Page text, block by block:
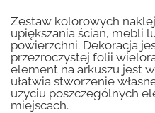
Zestaw kolorowych
upiększania ścian, mebli
powierzchni. Dekoracja
przezroczystej folii
element na arkuszu jest
ułatwia stworzenie
uzyciu poszczególnych
miejscach.